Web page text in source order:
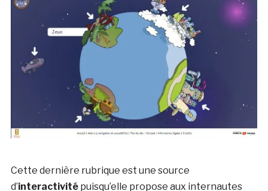
Cette dernière rubrique est une source
d’interactivité puisqu’elle propose aux internautes